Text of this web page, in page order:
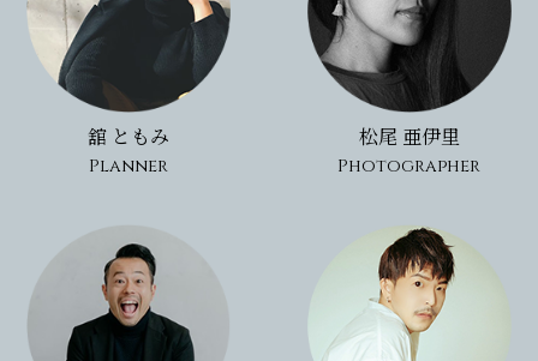
舘 ともみ
Planner
松尾 亜伊里
Photographer